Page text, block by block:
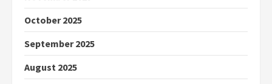
October 2025
September 2025
August 2025